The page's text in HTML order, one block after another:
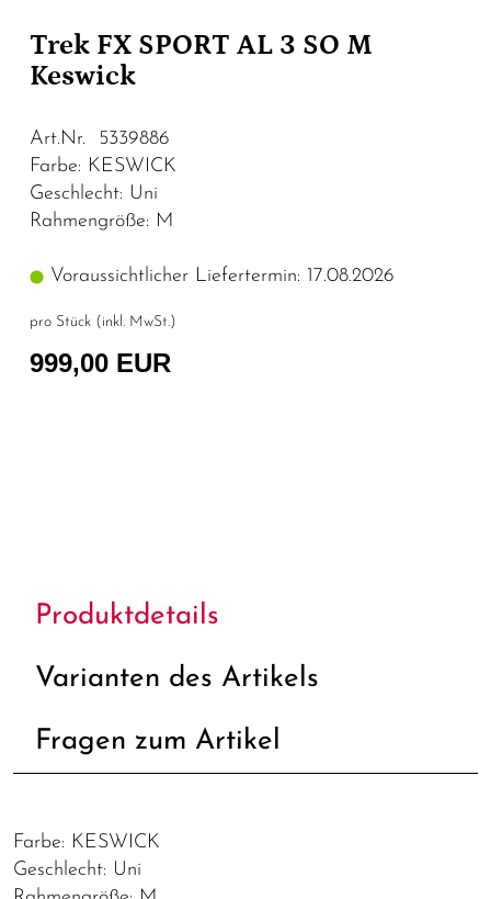
Trek FX SPORT AL 3 SO M
Keswick
Art.Nr. 5339886
Farbe: KESWICK
Geschlecht: Uni
Rahmengröße: M
Voraussichtlicher Liefertermin: 17.08.2026
pro Stück (inkl. MwSt.)
999,00 EUR
Produktdetails
Varianten des Artikels
Fragen zum Artikel
Farbe: KESWICK
Geschlecht: Uni